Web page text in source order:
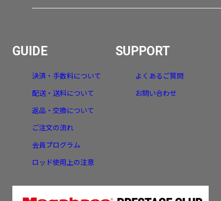
GUIDE
決済・手数料について
配送・送料について
返品・交換について
ご注文の流れ
会員プログラム
ロッド使用上の注意
SUPPORT
よくあるご質問
お問い合わせ